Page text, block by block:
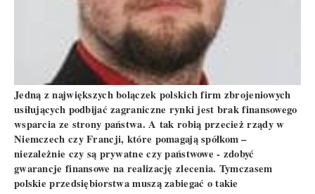
Jedną z największych bolączek polskich firm zbrojeniowych
usiłujących podbijać zagraniczne rynki jest brak finansowego
wsparcia ze strony państwa. A tak robią przecież rządy w
Niemczech czy Francji, które pomagają spółkom –
niezależnie czy są prywatne czy państwowe - zdobyć
gwarancje finansowe na realizację zlecenia. Tymczasem
polskie przedsiębiorstwa muszą zabiegać o takie